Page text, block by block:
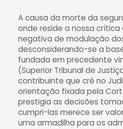
A causa da morte da
onde reside a nossa crítica
negativa de modulação
desconsiderando-se a
fundada em precedente
(Superior Tribunal de
contribuinte que crê no
orientação fixada pela
prestigia as decisões
cumpri-las merece ser
uma armadilha para os